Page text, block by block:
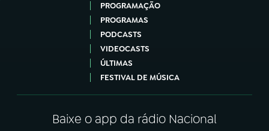
PROGRAMAÇÃO
PROGRAMAS
PODCASTS
VIDEOCASTS
ÚLTIMAS
FESTIVAL DE MÚSICA
Baixe o app da rádio Nacional